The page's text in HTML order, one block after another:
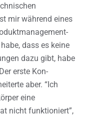
mir während eines
dass es keine
dazu gibt, habe
erste Kon-
aber. “Ich
eine
nicht funktioniert”,